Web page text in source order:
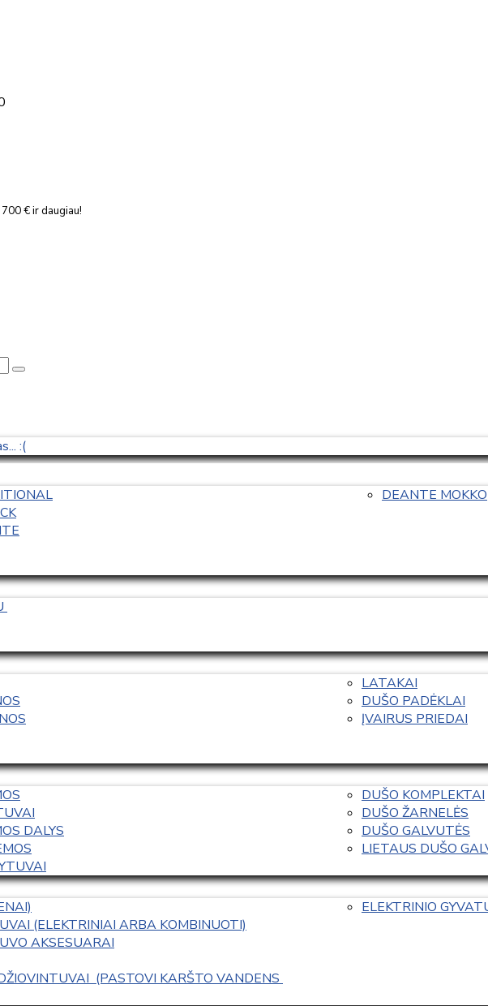
€ ir daugiau!
:(
DEANTE MOKKO
LATAKAI
DUŠO PADĖKLAI
ĮVAIRUS PRIEDAI
DALYS
DUŠO KOMPLEKTAI
DUŠO ŽARNELĖS
DUŠO GALVUTĖS
LIETAUS DUŠO
(ELEKTRINIAI ARBA KOMBINUOTI)
AKSESUARAI
(PASTOVI KARŠTO VANDENS
ELEKTRINIO